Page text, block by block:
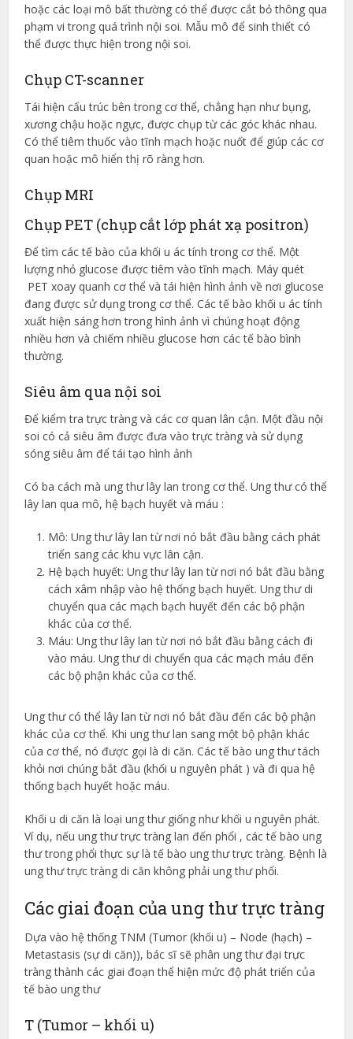
hoặc các loại mô bất thường có thể được cắt bỏ thông qua
phạm vi trong quá trình nội soi. Mẫu mô để sinh thiết có
thể được thực hiện trong nội soi.
Chụp CT-scanner
Tái hiện cấu trúc bên trong cơ thể, chẳng hạn như bụng,
xương chậu hoặc ngực, được chụp từ các góc khác nhau.
Có thể tiêm thuốc vào tĩnh mạch hoặc nuốt để giúp các cơ
quan hoặc mô hiển thị rõ ràng hơn.
Chụp MRI
Chụp PET (chụp cắt lớp phát xạ positron)
Để tìm các tế bào của khối u ác tính trong cơ thể. Một
lượng nhỏ glucose được tiêm vào tĩnh mạch. Máy quét
PET xoay quanh cơ thể và tái hiện hình ảnh về nơi glucose
đang được sử dụng trong cơ thể. Các tế bào khối u ác tính
xuất hiện sáng hơn trong hình ảnh vì chúng hoạt động
nhiều hơn và chiếm nhiều glucose hơn các tế bào bình
thường.
Siêu âm qua nội soi
Để kiểm tra trực tràng và các cơ quan lân cận. Một đầu nội
soi có cả siêu âm được đưa vào trực tràng và sử dụng
sóng siêu âm để tái tạo hình ảnh
Có ba cách mà ung thư lây lan trong cơ thể. Ung thư có thể
lây lan qua mô, hệ bạch huyết và máu :
Mô: Ung thư lây lan từ nơi nó bắt đầu bằng cách phát
triển sang các khu vực lân cận.
Hệ bạch huyết: Ung thư lây lan từ nơi nó bắt đầu bằng
cách xâm nhập vào hệ thống bạch huyết. Ung thư di
chuyển qua các mạch bạch huyết đến các bộ phận
khác của cơ thể.
Máu: Ung thư lây lan từ nơi nó bắt đầu bằng cách đi
vào máu. Ung thư di chuyển qua các mạch máu đến
các bộ phận khác của cơ thể.
Ung thư có thể lây lan từ nơi nó bắt đầu đến các bộ phận
khác của cơ thể. Khi ung thư lan sang một bộ phận khác
của cơ thể, nó được gọi là di căn. Các tế bào ung thư tách
khỏi nơi chúng bắt đầu (khối u nguyên phát ) và đi qua hệ
thống bạch huyết hoặc máu.
Khối u di căn là loại ung thư giống như khối u nguyên phát.
Ví dụ, nếu ung thư trực tràng lan đến phổi , các tế bào ung
thư trong phổi thực sự là tế bào ung thư trực tràng. Bệnh là
ung thư trực tràng di căn không phải ung thư phổi.
Các giai đoạn của ung thư trực tràng
Dựa vào hệ thống TNM (Tumor (khối u) – Node (hạch) –
Metastasis (sự di căn)), bác sĩ sẽ phân ung thư đại trực
tràng thành các giai đoạn thể hiện mức độ phát triển của
tế bào ung thư
T (Tumor – khối u)